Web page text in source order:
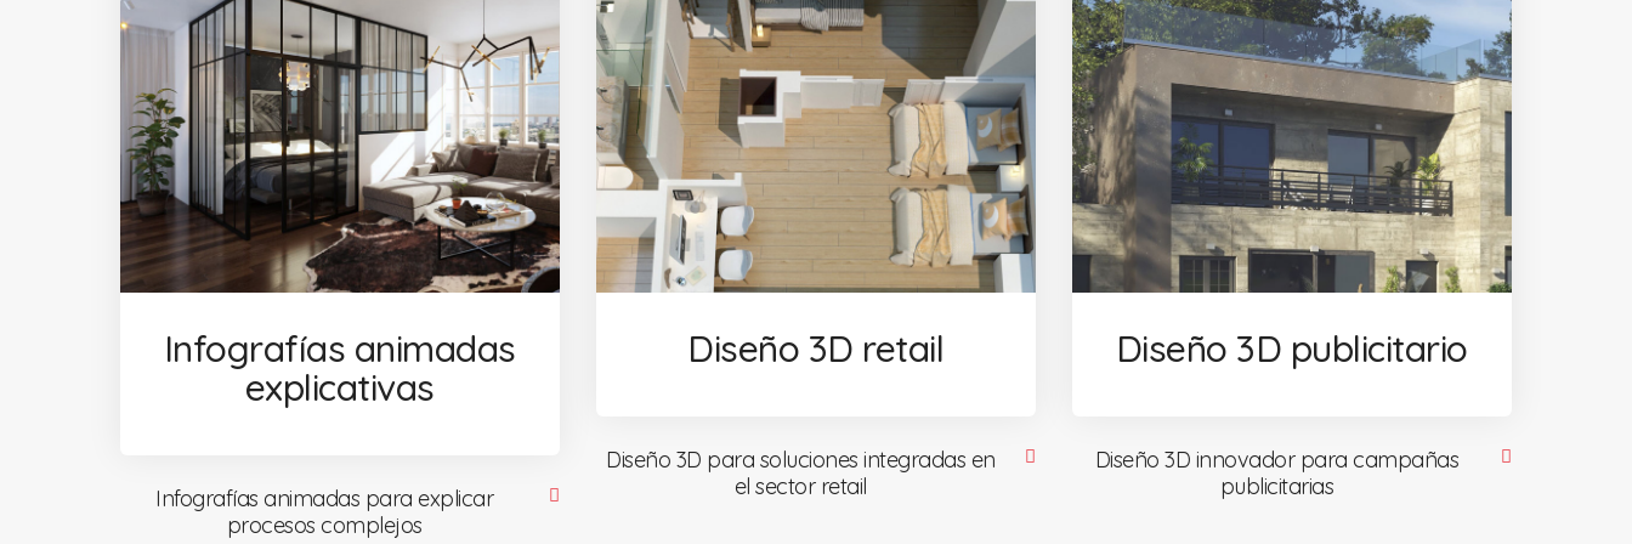
Infografías animadas
explicativas
Infografías animadas para explicar
procesos complejos
Diseño 3D retail
Diseño 3D para soluciones integradas en
el sector retail
Diseño 3D publicitario
Diseño 3D innovador para campañas
publicitarias